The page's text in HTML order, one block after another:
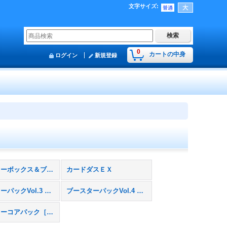
文字サイズ:
0 カートの中身
ログイン 新規登録
スターターボックス＆ブースターパックVol.1 カードダスＥＸ
ブースターパックVol.3 マルタの国の格闘場 ブースターパックVol.4 仲間たちとの再会
ブースターコアパック［勇者パック／スライムパック／魔物使いパック］